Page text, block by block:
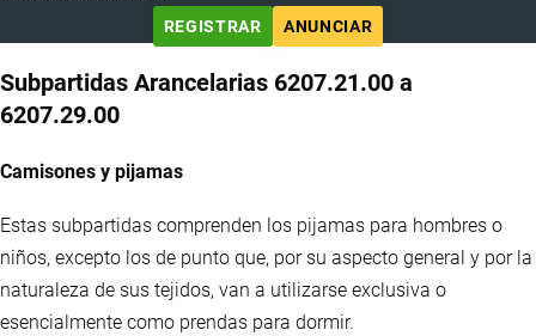
REGISTRAR
ANUNCIAR
Subpartidas Arancelarias 6207.21.00 a
6207.29.00
Camisones y pijamas
Estas subpartidas comprenden los pijamas para hombres o
niños, excepto los de punto que, por su aspecto general y por la
naturaleza de sus tejidos, van a utilizarse exclusiva o
esencialmente como prendas para dormir.